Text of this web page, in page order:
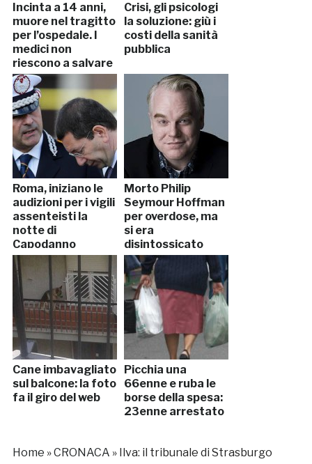
Incinta a 14 anni,
muore nel tragitto
per l’ospedale. I
medici non
riescono a salvare
il bimbo
Crisi, gli psicologi
la soluzione: giù i
costi della sanità
pubblica
Roma, iniziano le
audizioni per i vigili
assenteisti la
notte di
Capodanno
Morto Philip
Seymour Hoffman
per overdose, ma
si era
disintossicato
Cane imbavagliato
sul balcone: la foto
fa il giro del web
Picchia una
66enne e ruba le
borse della spesa:
23enne arrestato
Home »CRONACA »
Ilva: il tribunale di Strasburgo